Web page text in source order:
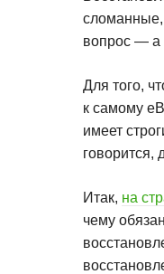
сломанные,
вопрос — а
Для того,
к самому
имеет
говорится,
Итак, на
чему